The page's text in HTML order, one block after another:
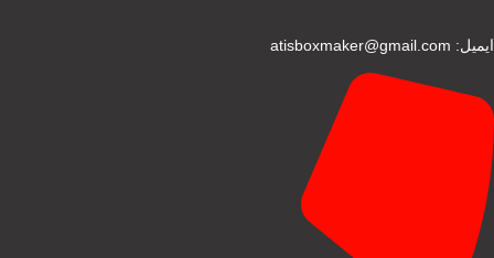
ایمیل: atisboxmaker@gmail.com